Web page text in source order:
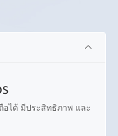
อได้ มีประสิทธิภาพ และ